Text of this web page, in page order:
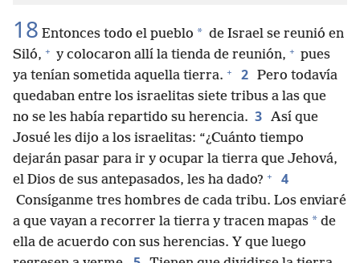
18 Entonces todo el pueblo * de Israel se reunió en
Siló, + y colocaron allí la tienda de reunión, + pues
ya tenían sometida aquella tierra. + 2 Pero todavía
quedaban entre los israelitas siete tribus a las que
no se les había repartido su herencia. 3 Así que
Josué les dijo a los israelitas: “¿Cuánto tiempo
dejarán pasar para ir y ocupar la tierra que Jehová,
el Dios de sus antepasados, les ha dado? + 4
Consíganme tres hombres de cada tribu. Los enviaré
a que vayan a recorrer la tierra y tracen mapas * de
ella de acuerdo con sus herencias. Y que luego